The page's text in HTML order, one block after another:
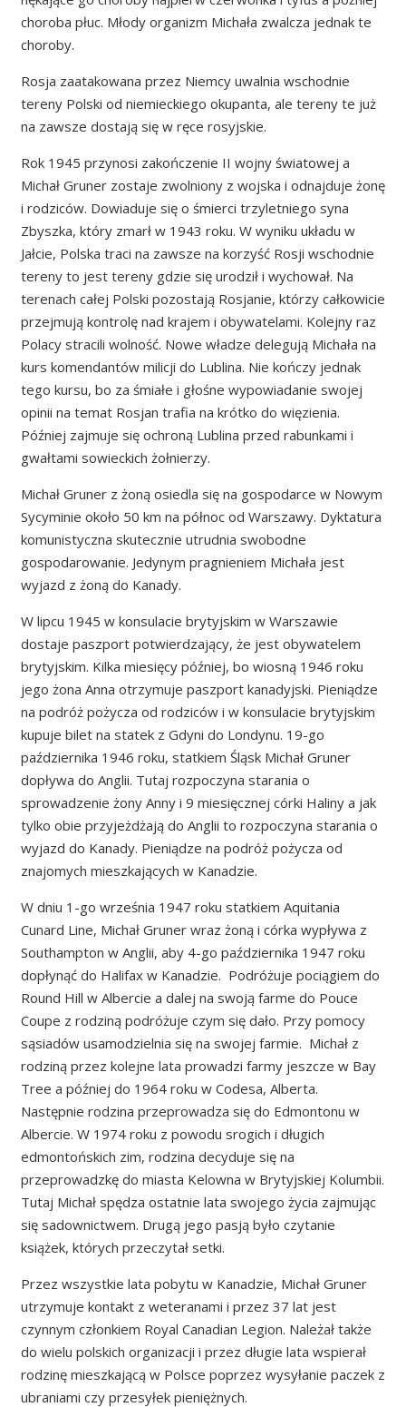
choroba płuc. Młody organizm Michała zwalcza jednak te
choroby.
Rosja zaatakowana przez Niemcy uwalnia wschodnie
tereny Polski od niemieckiego okupanta, ale tereny te już
na zawsze dostają się w ręce rosyjskie.
Rok 1945 przynosi zakończenie II wojny światowej a
Michał Gruner zostaje zwolniony z wojska i odnajduje żonę
i rodziców. Dowiaduje się o śmierci trzyletniego syna
Zbyszka, który zmarł w 1943 roku. W wyniku układu w
Jałcie, Polska traci na zawsze na korzyść Rosji wschodnie
tereny to jest tereny gdzie się urodził i wychował. Na
terenach całej Polski pozostają Rosjanie, którzy całkowicie
przejmują kontrolę nad krajem i obywatelami. Kolejny raz
Polacy stracili wolność. Nowe władze delegują Michała na
kurs komendantów milicji do Lublina. Nie kończy jednak
tego kursu, bo za śmiałe i głośne wypowiadanie swojej
opinii na temat Rosjan trafia na krótko do więzienia.
Później zajmuje się ochroną Lublina przed rabunkami i
gwałtami sowieckich żołnierzy.
Michał Gruner z żoną osiedla się na gospodarce w Nowym
Sycyminie około 50 km na północ od Warszawy. Dyktatura
komunistyczna skutecznie utrudnia swobodne
gospodarowanie. Jedynym pragnieniem Michała jest
wyjazd z żoną do Kanady.
W lipcu 1945 w konsulacie brytyjskim w Warszawie
dostaje paszport potwierdzający, że jest obywatelem
brytyjskim. Kilka miesięcy później, bo wiosną 1946 roku
jego żona Anna otrzymuje paszport kanadyjski. Pieniądze
na podróż pożycza od rodziców i w konsulacie brytyjskim
kupuje bilet na statek z Gdyni do Londynu. 19-go
października 1946 roku, statkiem Śląsk Michał Gruner
dopływa do Anglii. Tutaj rozpoczyna starania o
sprowadzenie żony Anny i 9 miesięcznej córki Haliny a jak
tylko obie przyjeżdżają do Anglii to rozpoczyna starania o
wyjazd do Kanady. Pieniądze na podróż pożycza od
znajomych mieszkających w Kanadzie.
W dniu 1-go września 1947 roku statkiem Aquitania
Cunard Line, Michał Gruner wraz żoną i córka wypływa z
Southampton w Anglii, aby 4-go października 1947 roku
dopłynąć do Halifax w Kanadzie. Podróżuje pociągiem do
Round Hill w Albercie a dalej na swoją farme do Pouce
Coupe z rodziną podróżuje czym się dało. Przy pomocy
sąsiadów usamodzielnia się na swojej farmie. Michał z
rodziną przez kolejne lata prowadzi farmy jeszcze w Bay
Tree a później do 1964 roku w Codesa, Alberta.
Następnie rodzina przeprowadza się do Edmontonu w
Albercie. W 1974 roku z powodu srogich i długich
edmontońskich zim, rodzina decyduje się na
przeprowadzkę do miasta Kelowna w Brytyjskiej Kolumbii.
Tutaj Michał spędza ostatnie lata swojego życia zajmując
się sadownictwem. Drugą jego pasją było czytanie
książek, których przeczytał setki.
Przez wszystkie lata pobytu w Kanadzie, Michał Gruner
utrzymuje kontakt z weteranami i przez 37 lat jest
czynnym członkiem Royal Canadian Legion. Należał także
do wielu polskich organizacji i przez długie lata wspierał
rodzinę mieszkającą w Polsce poprzez wysyłanie paczek z
ubraniami czy przesyłek pieniężnych.